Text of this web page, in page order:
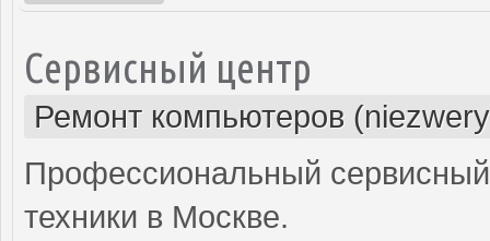
Сервисный центр
Ремонт компьютеров
Профессиональный
техники в Москве.